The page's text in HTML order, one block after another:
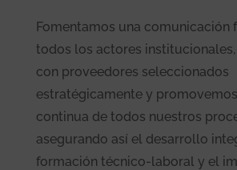
Fomentamos una comunicación
todos los actores
con proveedores seleccionados
estratégicamente y
continua de todos nuestros
asegurando así el desarrollo
formación técnico-laboral y el